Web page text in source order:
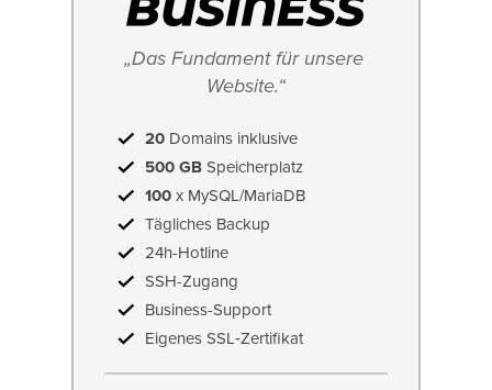
„Das Fundament für unsere
Website.“
20 Domains inklusive
500 GB Speicherplatz
100 x MySQL/MariaDB
Tägliches Backup
24h-Hotline
SSH-Zugang
Business-Support
Eigenes SSL‑Zertifikat